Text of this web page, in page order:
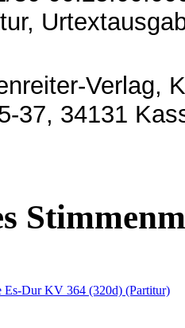
Verlag,
37, 34131
Es-Dur KV 364 (320d) (Partitur)